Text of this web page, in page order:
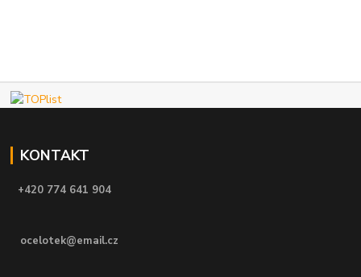
KONTAKT
+420 774 641 904
ocelotek@email.cz